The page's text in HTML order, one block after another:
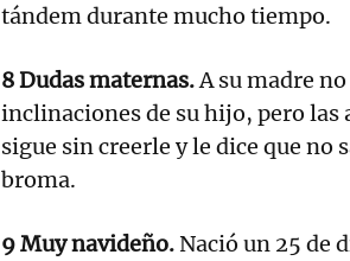
tándem durante mucho tiempo.
8 Dudas maternas.A su madre
inclinaciones de su hijo, pero las
sigue sin creerle y le dice que no
broma.
9 Muy navideño. Nació un 25 de